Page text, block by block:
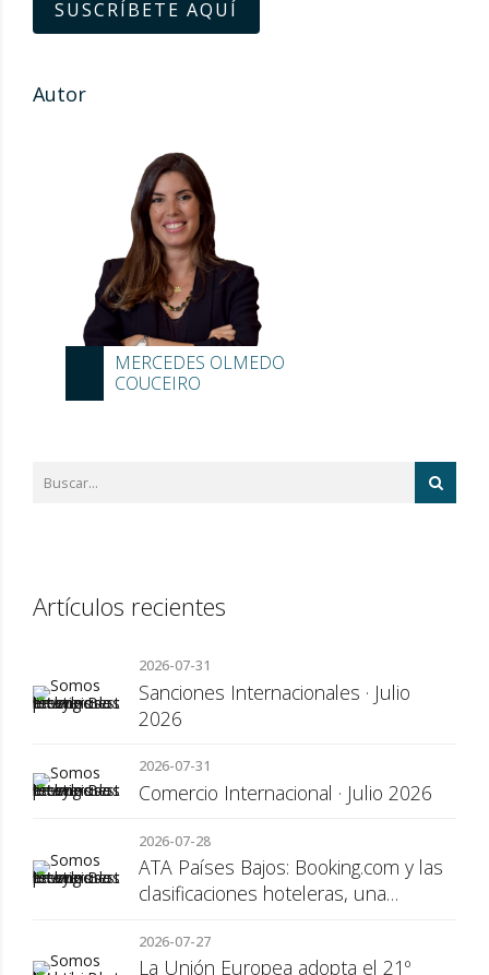
SUSCRÍBETE AQUÍ
Autor
MERCEDES OLMEDO
COUCEIRO
Artículos recientes
2026-07-31
Sanciones Internacionales · Julio
2026
2026-07-31
Comercio Internacional · Julio 2026
2026-07-28
ATA Países Bajos: Booking.com y las
clasificaciones hoteleras, una
consumidor
2026-07-27
La Unión Europea adopta el 21º